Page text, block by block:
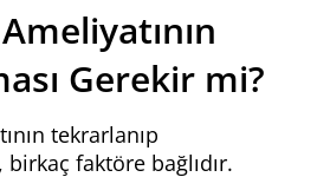
Gerekir mi?
tekrarlanıp
faktöre bağlıdır.